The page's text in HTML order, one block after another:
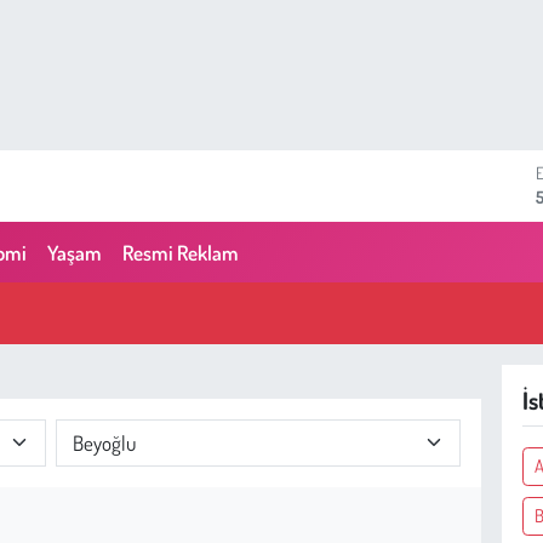
Yaşam Resmi Reklam